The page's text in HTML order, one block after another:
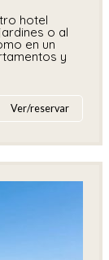
hotel
o al
en un
y
Ver/reservar